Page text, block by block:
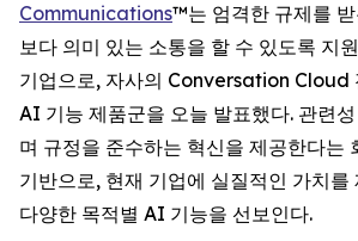
Communications™는 엄격한 규제를
보다 의미 있는 소통을 할 수 있도록 지
기업으로, 자사의 Conversation Cloud
AI 기능 제품군을 오늘 발표했다. 관련
며 규정을 준수하는 혁신을 제공한다는
기반으로, 현재 기업에 실질적인 가치를
다양한 목적별 AI 기능을 선보인다.